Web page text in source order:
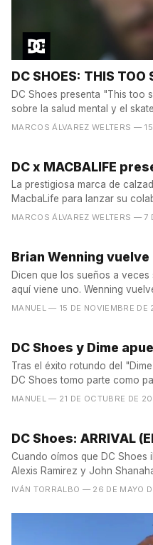
DC SHOES: THIS TOO
DC Shoes presenta "This too
sobre la salud mental y el
MARCOS ÁLVAREZ WELTERS — 15
DC x MACBALIFE
La prestigiosa marca de
MacbaLife para lanzar su
MARCOS ÁLVAREZ WELTERS — 7
Brian Wenning vuelve
Dicen que los sueños a
aquí viene uno. Wenning
MANUEL — 15 DE NOVIEMBRE DE
DC Shoes y Dime
Tras el éxito rotundo del
DC Shoes tomo parte como
MANUEL — 21 DE OCTUBRE DE
DC Shoes: ARRIVAL
Cuando oímos que DC Shoes
Alexis Ramirez y John
mucho...
IVÁN TORRALBO — 26 DE MAYO